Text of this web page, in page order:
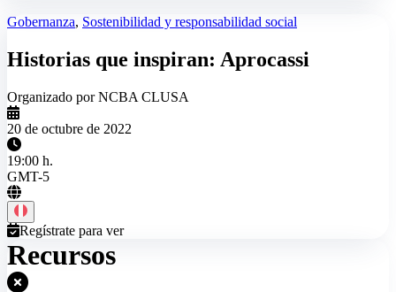
Gobernanza, Sostenibilidad y responsabilidad social
Historias que inspiran: Aprocassi
Organizado por NCBA CLUSA
20 de octubre de 2022
19:00 h.
GMT-5
Regístrate para ver
Recursos